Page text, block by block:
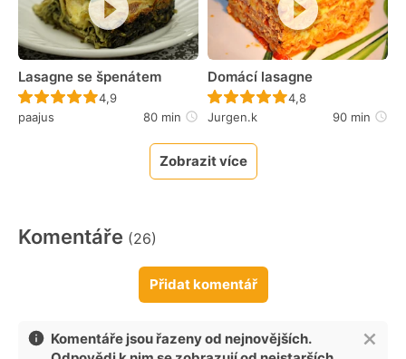
Lasagne se špenátem
Recept ještě nebyl hodnocen
4,9
paajus
80 min
Domácí lasagne
Recept ještě nebyl
4,8
Jurgen.k
90 min
Zobrazit více
Komentáře (26)
Přidat komentář
Komentáře jsou řazeny od nejnovějších.